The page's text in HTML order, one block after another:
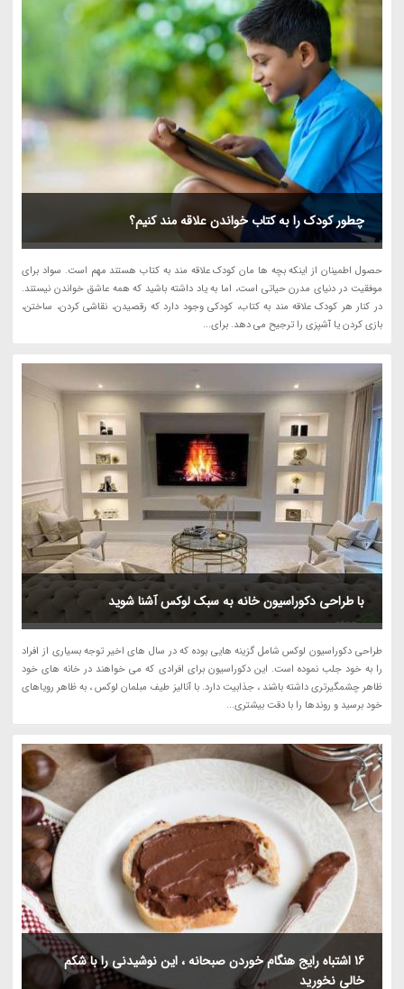
چطور کودک را به کتاب خواندن علاقه مند کنیم؟
حصول اطمینان از اینکه بچه ها مان کودک علاقه مند به کتاب هستند مهم است. سواد برای
موفقیت در دنیای مدرن حیاتی است، اما به یاد داشته باشید که همه عاشق خواندن نیستند.
در کنار هر کودک علاقه مند به کتاب، کودکی وجود دارد که رقصیدن، نقاشی کردن، ساختن،
بازی کردن یا آشپزی را ترجیح می دهد. برای...
با طراحی دکوراسیون خانه به سبک لوکس آشنا شوید
طراحی دکوراسیون لوکس شامل گزینه هایی بوده که در سال های اخیر توجه بسیاری از افراد
را به خود جلب نموده است. این دکوراسیون برای افرادی که می خواهند در خانه های خود
ظاهر چشمگیرتری داشته باشند ، جذابیت دارد. با آنالیز طیف مبلمان لوکس ، به ظاهر رویاهای
خود برسید و روندها را با دقت بیشتری...
16 اشتباه رایج هنگام خوردن صبحانه ، این نوشیدنی را با شکم
خالی نخورید